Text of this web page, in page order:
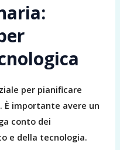
per pianificare
È importante avere un
conto dei
e della tecnologia.